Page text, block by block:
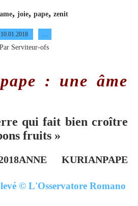
ame, joie, pape, zenit
10.01.2018
Par Serviteur-ofs
: une âme
qui fait bien croître
fruits »
ANNE KURIANPAPE